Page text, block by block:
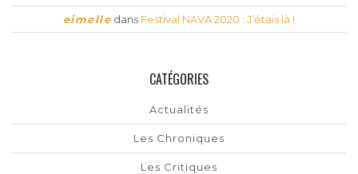
eimelle dans Festival NAVA 2020 : J’étais là !
CATÉGORIES
Actualités
Les Chroniques
Les Critiques